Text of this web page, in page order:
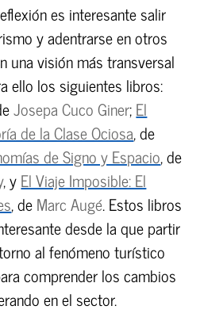
es interesante salir
y adentrarse en otros
una visión más transversal
ello los siguientes libros:
Josepa Cuco Giner;El
de la Clase Ociosa, de
de Signo y Espacio, de
, yEl Viaje Imposible: El
, deMarc Augé. Estos libros
desde la que partir
al fenómeno turístico
comprender los cambios
en el sector.